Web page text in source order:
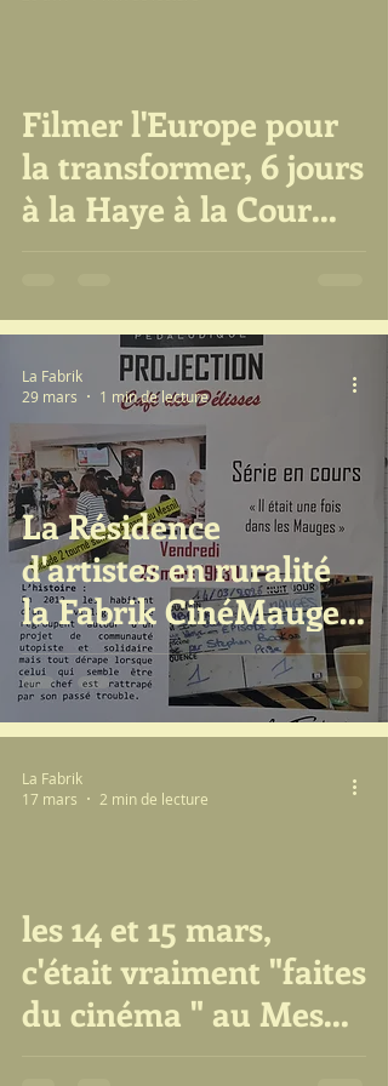
Filmer l'Europe pour
la transformer, 6 jours
à la Haye à la Cour
paix...
La Résidence
d'artistes en ruralité
la Fabrik CinéMauges
s'inscrit maintenant
dans le territoire de
Mauges sur Loire
La Fabrik
29 mars
1 min de lecture
les 14 et 15 mars,
c'était vraiment "faites
du cinéma " au Mesnil
La Fabrik
17 mars
2 min de lecture